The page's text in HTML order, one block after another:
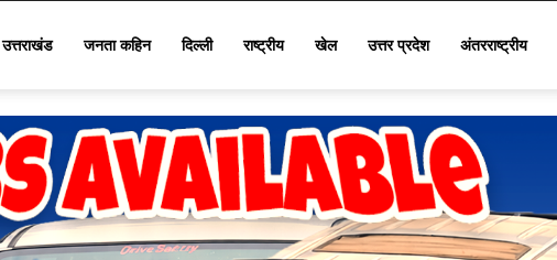
उत्तराखंड जनता कहिन दिल्ली राष्ट्रीय खेल उत्तर प्रदेश अंतरराष्ट्रीय